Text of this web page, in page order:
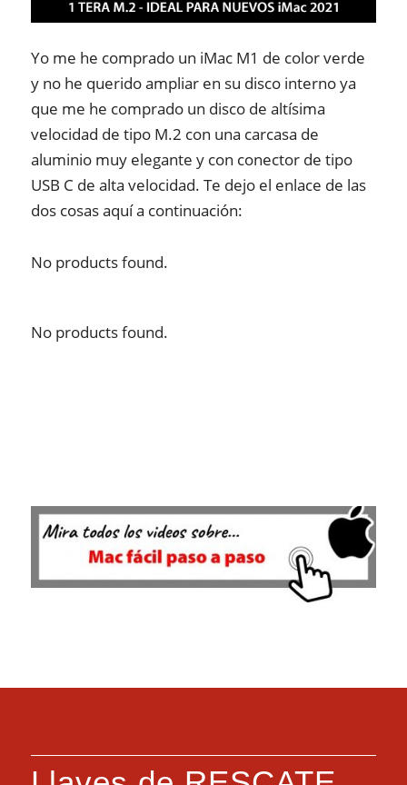
Yo me he comprado un iMac M1 de color verde
y no he querido ampliar en su disco interno ya
que me he comprado un disco de altísima
velocidad de tipo M.2 con una carcasa de
aluminio muy elegante y con conector de tipo
USB C de alta velocidad. Te dejo el enlace de las
dos cosas aquí a continuación:
No products found.
No products found.